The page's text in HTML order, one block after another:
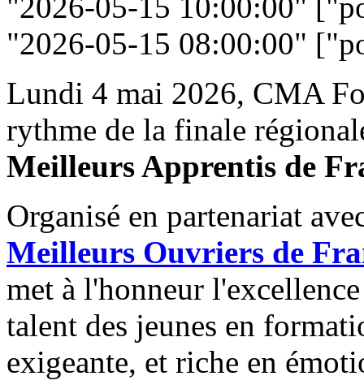
"2026-05-15 08:00:00"
Lundi 4 mai 2026, CMA
rythme de la finale
Meilleurs Apprentis de
Organisé en partenariat
Meilleurs Ouvriers de
met à l'honneur
talent des jeunes en
exigeante, et riche en